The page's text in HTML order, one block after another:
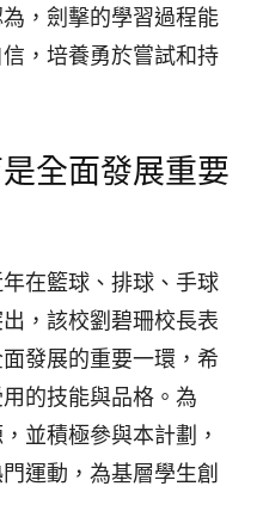
，劍擊的學習過程能
，培養勇於嘗試和持
全面發展重要
在籃球、排球、手球
，該校劉碧珊校長表
發展的重要一環，希
的技能與品格。為
並積極參與本計劃，
運動，為基層學生創